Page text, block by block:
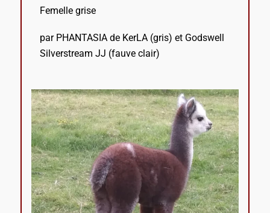
Femelle grise
par PHANTASIA de KerLA (gris) et Godswell
Silverstream JJ (fauve clair)